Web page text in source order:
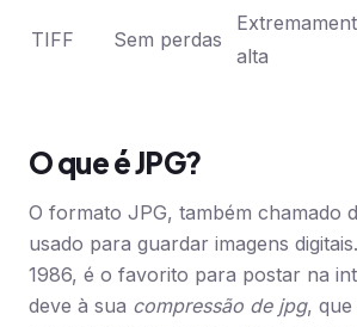
TIFF Sem perdas
alta
O que é JPG?
O formato JPG, também chamado
usado para guardar imagens
1986, é o favorito para postar na
deve à sua compressão de jpg,